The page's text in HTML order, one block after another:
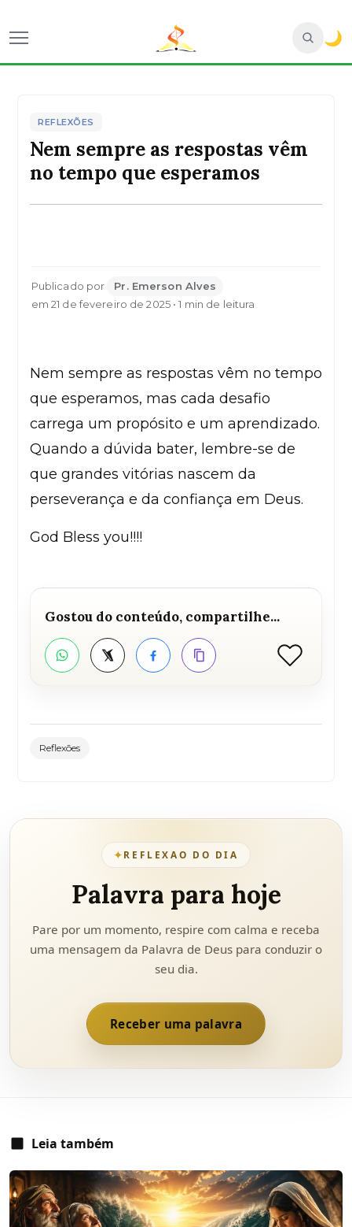
🌙
REFLEXÕES
Nem sempre as respostas vêm
no tempo que esperamos
Publicado por
Pr. Emerson Alves
em 21 de fevereiro de 2025 • 1 min de leitura
Nem sempre as respostas vêm no tempo
que esperamos, mas cada desafio
carrega um propósito e um aprendizado.
Quando a dúvida bater, lembre-se de
que grandes vitórias nascem da
perseverança e da confiança em Deus.
God Bless you!!!!
Gostou do conteúdo, compartilhe...
WhatsAppTwitter FacebookCopiar link Curtir
Reflexões
✦REFLEXAO DO DIA
Palavra para hoje
Pare por um momento, respire com calma e receba
uma mensagem da Palavra de Deus para conduzir o
seu dia.
Receber uma palavra
Leia também